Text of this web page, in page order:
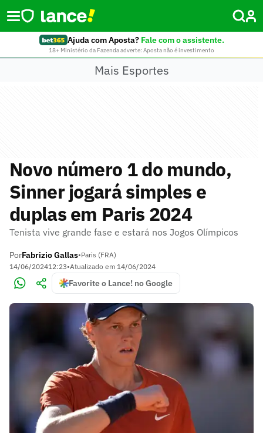
Ajuda com Aposta? Fale com o assistente.
18+ Ministério da Fazenda adverte: Aposta não é investimento
Mais Esportes
Novo número 1 do mundo,
Sinner jogará simples e
duplas em Paris 2024
Tenista vive grande fase e estará nos Jogos Olímpicos
PorFabrizio Gallas•Paris (FRA)
14/06/202412:23•Atualizado em 14/06/2024
Favorite o Lance! no Google